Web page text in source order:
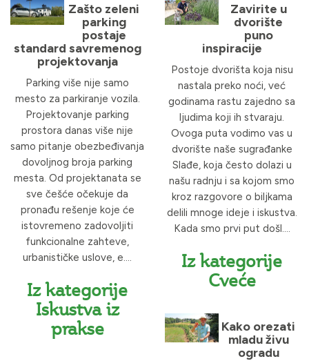
Zašto zeleni
parking
postaje
standard savremenog
projektovanja
Parking više nije samo
mesto za parkiranje vozila.
Projektovanje parking
prostora danas više nije
samo pitanje obezbeđivanja
dovoljnog broja parking
mesta. Od projektanata se
sve češće očekuje da
pronađu rešenje koje će
istovremeno zadovoljiti
funkcionalne zahteve,
urbanističke uslove, e....
Iz kategorije
Iskustva iz
prakse
Zavirite u
dvorište
puno
inspiracije
Postoje dvorišta koja nisu
nastala preko noći, već
godinama rastu zajedno sa
ljudima koji ih stvaraju.
Ovoga puta vodimo vas u
dvorište naše sugrađanke
Slađe, koja često dolazi u
našu radnju i sa kojom smo
kroz razgovore o biljkama
delili mnoge ideje i iskustva.
Kada smo prvi put došl....
Iz kategorije
Cveće
Kako orezati
mladu živu
ogradu